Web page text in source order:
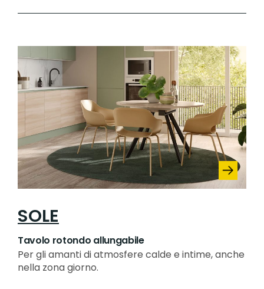
SOLE
Tavolo rotondo allungabile
Per gli amanti di atmosfere calde e intime, anche
nella zona giorno.